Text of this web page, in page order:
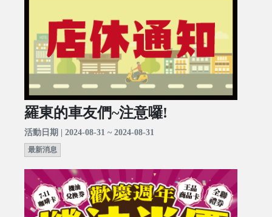
羅東的車友們~注意囉!
活動日期 | 2024-08-31 ~ 2024-08-31
最新消息